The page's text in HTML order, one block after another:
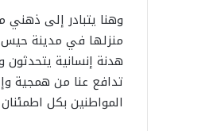
وهنا يتبادر إلى
منزلها في مدينة حيس
هدنة إنسانية
تدافع عنا من همجية
المواطنين بكل